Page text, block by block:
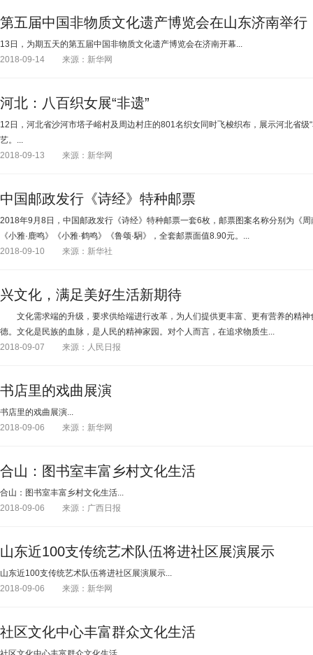
第五届中国非物质文化遗产博览会在山东济南举行
13日，为期五天的第五届中国非物质文化遗产博览会在济南开幕...
2018-09-14
来源：新华网
河北：八百织女展“非遗”
12日，河北省沙河市塔子峪村及周边村庄的801名织女同时飞梭织布，展示河北省
艺。...
2018-09-13
来源：新华网
中国邮政发行《诗经》特种邮票
2018年9月8日，中国邮政发行《诗经》特种邮票一套6枚，邮票图案名称分别为《周
《小雅·鹿鸣》《小雅·鹤鸣》《鲁颂·駉》，全套邮票面值8.90元。...
2018-09-10
来源：新华社
兴文化，满足美好生活新期待
文化需求端的升级，要求供给端进行改革，为人们提供更丰富、更有营养的精
德。文化是民族的血脉，是人民的精神家园。对个人而言，在追求物质生...
2018-09-07
来源：人民日报
书店里的戏曲展演
书店里的戏曲展演...
2018-09-06
来源：新华网
合山：图书室丰富乡村文化生活
合山：图书室丰富乡村文化生活...
2018-09-06
来源：广西日报
山东近100支传统艺术队伍将进社区展演展示
山东近100支传统艺术队伍将进社区展演展示...
2018-09-06
来源：新华网
社区文化中心丰富群众文化生活